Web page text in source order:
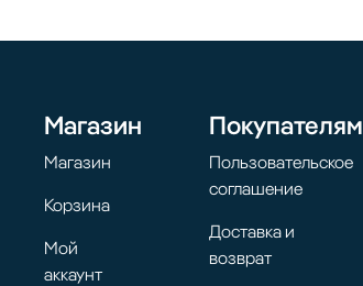
Магазин
Магазин
Корзина
Мой
аккаунт
Покупателям
Пользовательское
соглашение
Доставка и
возврат